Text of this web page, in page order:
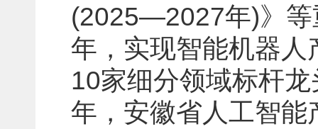
(2025—2027年)》等
年，实现智能机器
10家细分领域标杆
年，安徽省人工智